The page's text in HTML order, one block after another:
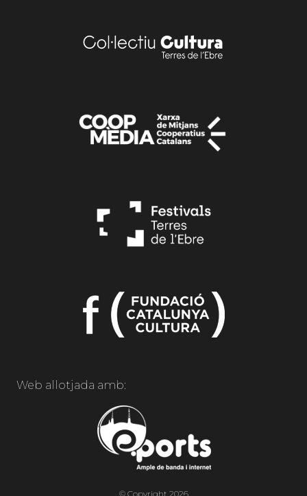
Web allotjada amb:
© Copyright 2026